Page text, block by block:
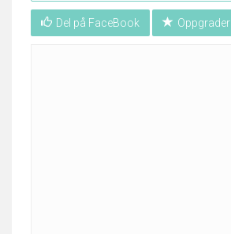
Del på FaceBook Oppgrader